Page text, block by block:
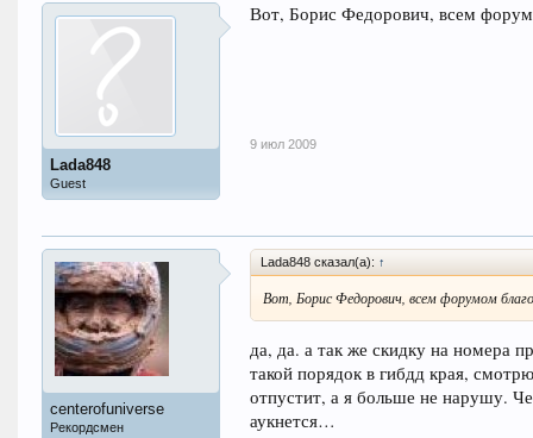
Lada848
Guest
Вот, Борис Федорович, всем
9 июл 2009
centerofuniverse
Рекордсмен
Lada848 сказал(а): ↑
Вот, Борис Федорович, всем форумом
да, да. а так же скидку на номера
такой порядок в гибдд края,
отпустит, а я больше не нарушу.
аукнется…